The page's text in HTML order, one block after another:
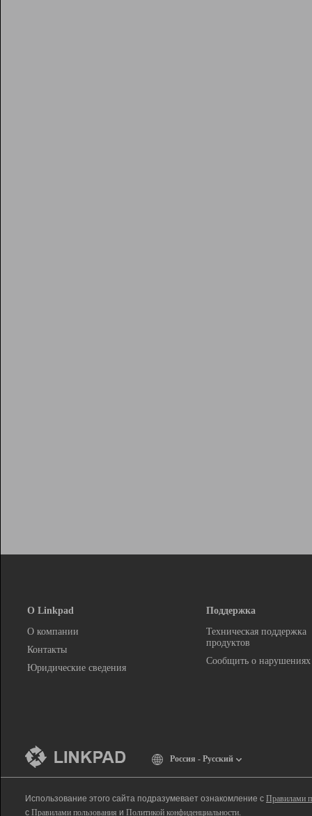
О Linkpad
О компании
Контакты
Юридические сведения
Поддержка
Техническая поддержка
продуктов
Сообщить о нарушениях
Россия - Русский
Использование этого сайта подразумевает ознакомление с Правилами
с Правилами пользования и Политикой конфиденциальности.